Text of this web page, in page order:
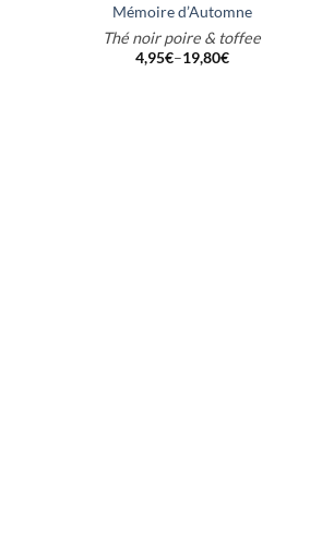
Mémoire d’Automne
Thé noir poire & toffee
4,95€–19,80€